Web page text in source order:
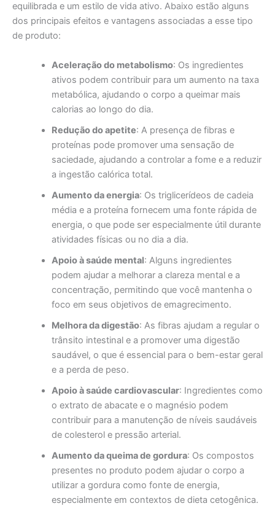
equilibrada e um estilo de vida ativo. Abaixo estão alguns
dos principais efeitos e vantagens associadas a esse tipo
de produto:
Aceleração do metabolismo: Os ingredientes
ativos podem contribuir para um aumento na taxa
metabólica, ajudando o corpo a queimar mais
calorias ao longo do dia.
Redução do apetite: A presença de fibras e
proteínas pode promover uma sensação de
saciedade, ajudando a controlar a fome e a reduzir
a ingestão calórica total.
Aumento da energia: Os triglicerídeos de cadeia
média e a proteína fornecem uma fonte rápida de
energia, o que pode ser especialmente útil durante
atividades físicas ou no dia a dia.
Apoio à saúde mental: Alguns ingredientes
podem ajudar a melhorar a clareza mental e a
concentração, permitindo que você mantenha o
foco em seus objetivos de emagrecimento.
Melhora da digestão: As fibras ajudam a regular o
trânsito intestinal e a promover uma digestão
saudável, o que é essencial para o bem-estar geral
e a perda de peso.
Apoio à saúde cardiovascular: Ingredientes como
o extrato de abacate e o magnésio podem
contribuir para a manutenção de níveis saudáveis
de colesterol e pressão arterial.
Aumento da queima de gordura: Os compostos
presentes no produto podem ajudar o corpo a
utilizar a gordura como fonte de energia,
especialmente em contextos de dieta cetogênica.